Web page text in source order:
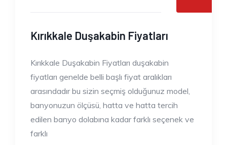
Kırıkkale Duşakabin Fiyatları
Kırıkkale Duşakabin Fiyatları duşakabin
fiyatları genelde belli başlı fiyat aralıkları
arasındadır bu sizin seçmiş olduğunuz model,
banyonuzun ölçüsü, hatta ve hatta tercih
edilen banyo dolabına kadar farklı seçenek ve
farklı